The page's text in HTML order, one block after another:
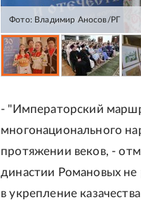
Фото: Владимир Аносов/РГ
- "Императорский
многонационального
протяжении веков, -
династии Романовых
в укрепление